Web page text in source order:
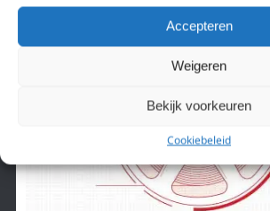
Accepteren
Weigeren
Bekijk voorkeuren
Cookiebeleid